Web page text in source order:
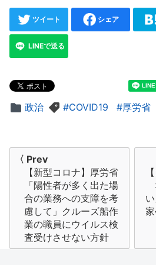
ツイート シェア
LINEで送る
政治 COVID19 厚労省
〈 Prev
【新型コロナ】厚労省
「陽性者が多く出た場
合の業務への支障を考
慮して」クルーズ船作
業の職員にウイルス検
査受けさせない方針